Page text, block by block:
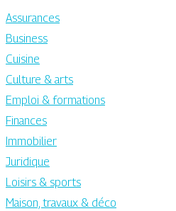
Assurances
Business
Cuisine
Culture & arts
Emploi & formations
Finances
Immobilier
Juridique
Loisirs & sports
Maison, travaux & déco